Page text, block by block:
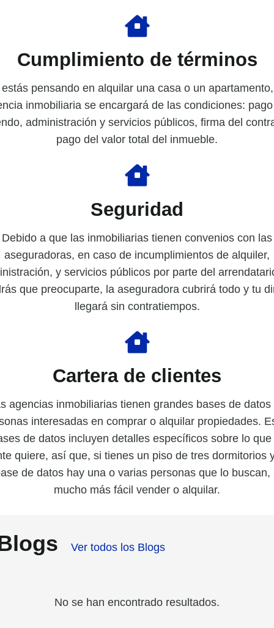
Cumplimiento de términos
pensando en alquilar una casa o un
inmobiliaria se encargará de las condiciones:
administración y servicios públicos, firma del
pago del valor total del inmueble.
Seguridad
Debido a que las inmobiliarias tienen convenios con las
aseguradoras, en caso de incumplimientos de alquiler,
y servicios públicos por parte del
que preocuparte, la aseguradora cubrirá todo y tu
llegará sin contratiempos.
Cartera de clientes
agencias inmobiliarias tienen grandes bases de datos
interesadas en comprar o alquilar propiedades.
de datos incluyen detalles específicos sobre lo que
quiere, así que, si tienes un piso de tres dormitorios
de datos hay una o varias personas que lo buscan,
mucho más fácil vender o alquilar.
Ver todos los Blogs
No se han encontrado resultados.